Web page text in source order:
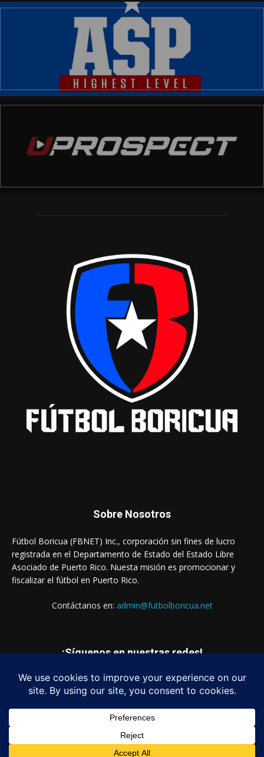
Sobre Nosotros
Fútbol Boricua (FBNET) Inc., corporación sin fines de lucro
registrada en el Departamento de Estado del Estado Libre
Asociado de Puerto Rico. Nuesta misión es promocionar y
fiscalizar el fútbol en Puerto Rico.
Contáctanos en: admin@futbolboricua.net
¡Síguenos en nuestras redes!
© Copyright 2023 - Fútbol Boricua (FBNET) Inc.